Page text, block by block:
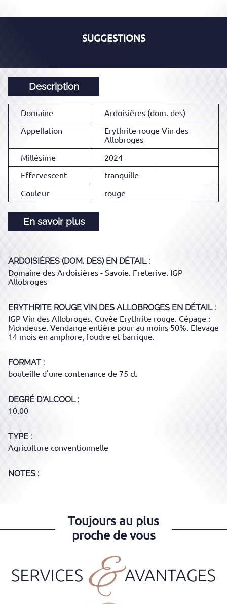
SUGGESTIONS
Description
Domaine
Ardoisières (dom. des)
Appellation
Erythrite rouge Vin des
Allobroges
Millésime
2024
Effervescent
tranquille
Couleur
rouge
En savoir plus
ARDOISIÈRES (DOM. DES)EN DÉTAIL :
Domaine des Ardoisières - Savoie. Freterive. IGP
Allobroges
ERYTHRITE ROUGE VIN DES ALLOBROGES EN DÉTAIL :
IGP Vin des Allobroges. Cuvée Erythrite rouge. Cépage :
Mondeuse. Vendange entière pour au moins 50%. Elevage
14 mois en amphore, foudre et barrique.
FORMAT
bouteille d'une contenance de 75 cl.
DEGRÉ D'ALCOOL
10.00
TYPE
Agriculture conventionnelle
NOTES :
Toujours au plus
proche de vous